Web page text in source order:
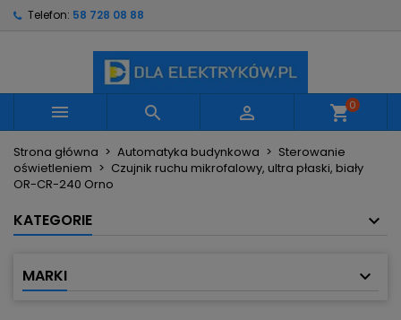
Telefon: 58 728 08 88
   shopping_cart0
Strona główna Automatyka budynkowa
Sterowanie
oświetleniem
Czujnik ruchu mikrofalowy, ultra płaski, biały
OR-CR-240 Orno
KATEGORIE
MARKI
Utwórz nową listę
Nazwa listy życzeń
Anuluj Utwórz listę życzeń
Musisz być zalogowany by zapisać produkty na
swojej liście życzeń.
Anuluj Zaloguj się